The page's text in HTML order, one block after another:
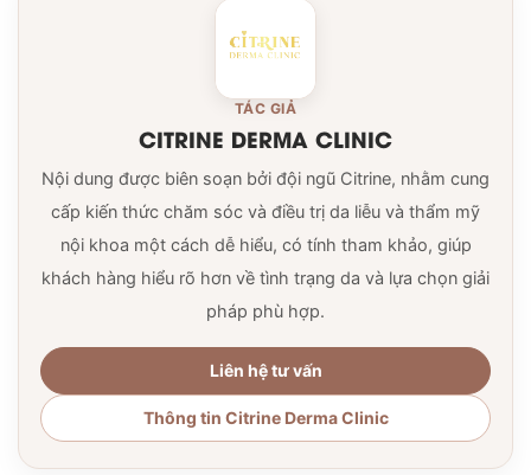
TÁC GIẢ
CITRINE DERMA CLINIC
Nội dung được biên soạn bởi đội ngũ Citrine, nhằm cung
cấp kiến thức chăm sóc và điều trị da liễu và thẩm mỹ
nội khoa một cách dễ hiểu, có tính tham khảo, giúp
khách hàng hiểu rõ hơn về tình trạng da và lựa chọn giải
pháp phù hợp.
Liên hệ tư vấn
Thông tin Citrine Derma Clinic